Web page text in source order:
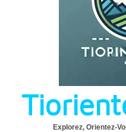
Explorez, Orientez-